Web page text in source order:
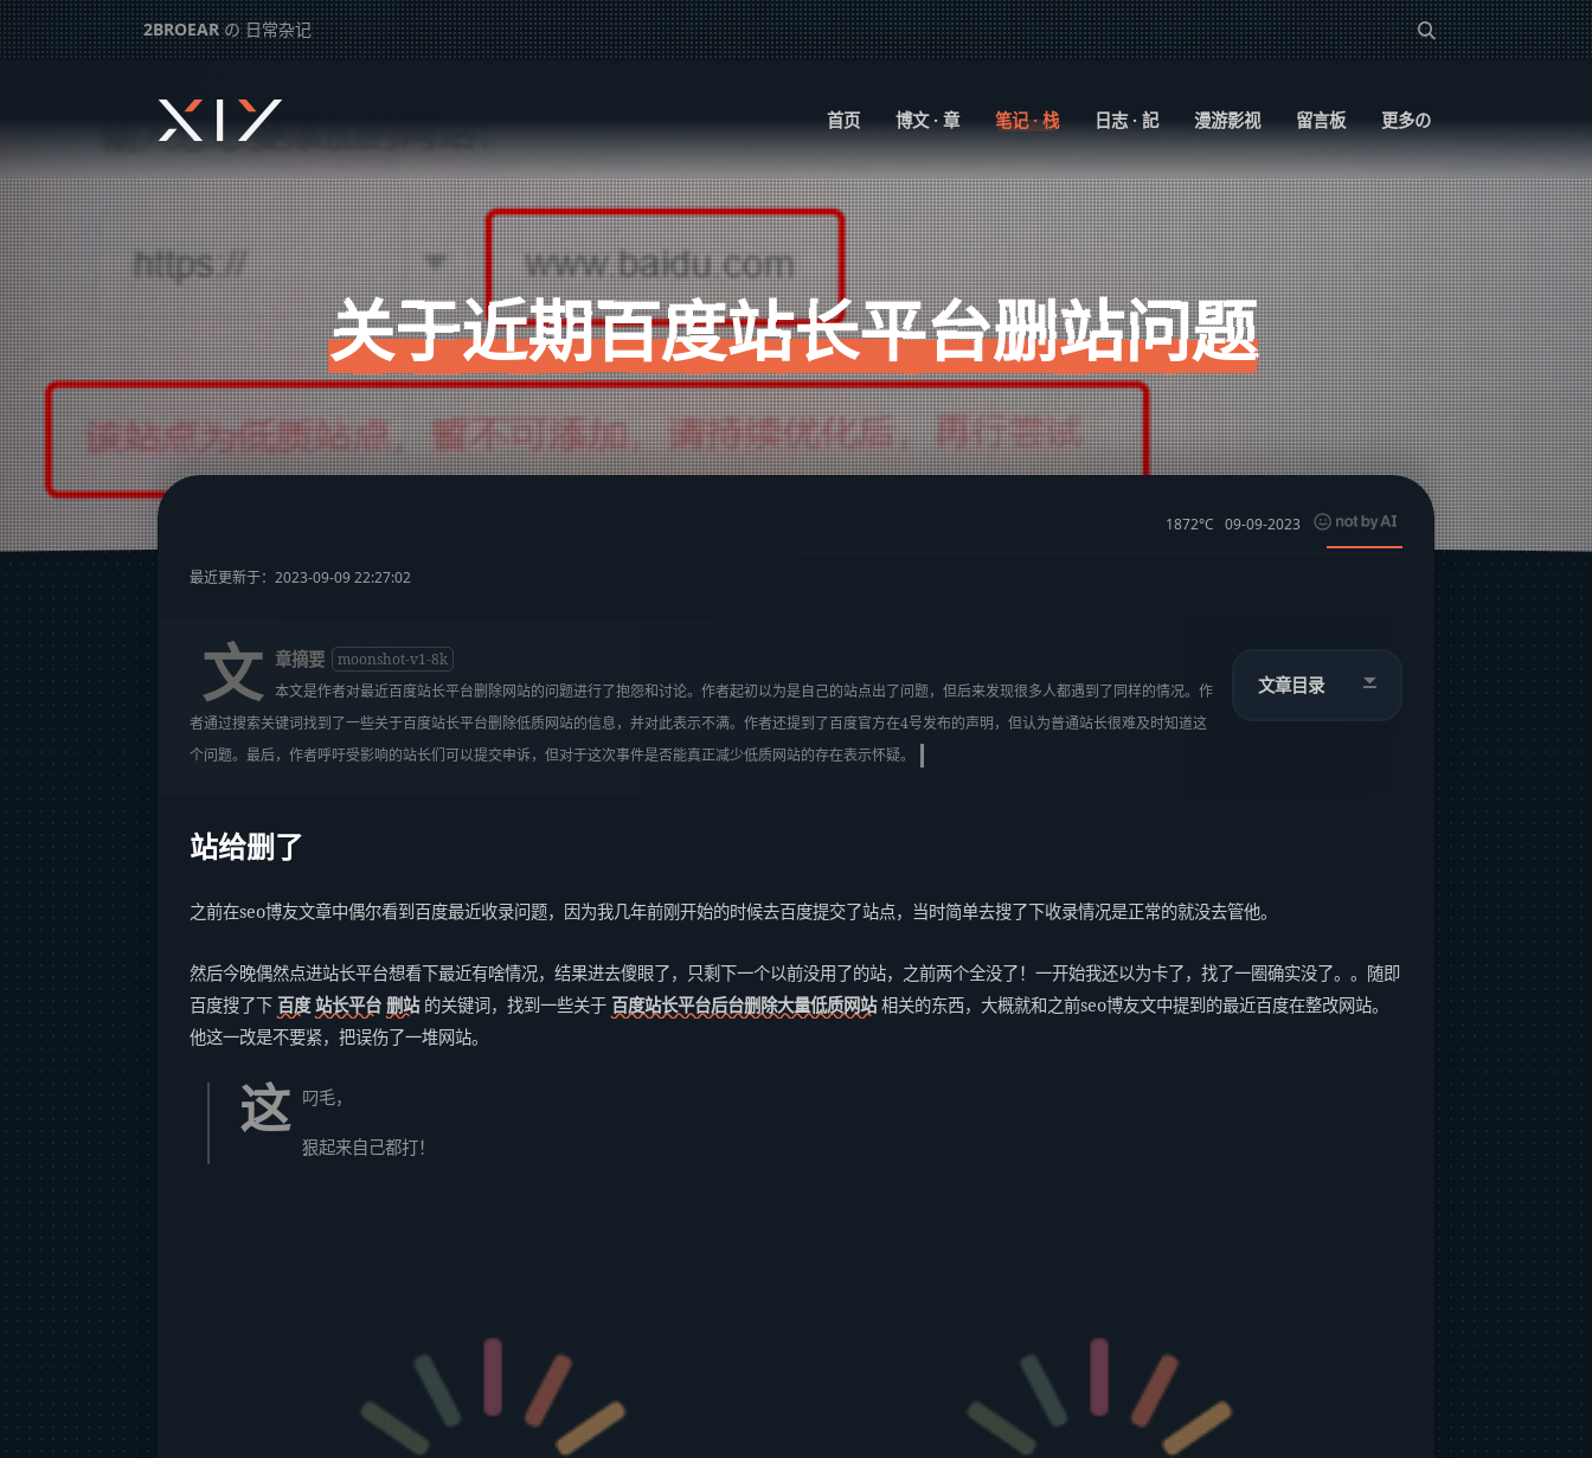
2BROEARの 日常杂记
下一篇：简记一个既玄幻又真实的梦
首页 博文 · 章 笔记 · 栈 日志 · 記 漫游影视 留言板 更多の
关于近期百度站长平台删站问题
1872°C 09-09-2023
最近更新于：2023-09-09 22:27:02
文章目录
文 章摘要
moonshot-v1-8k
本文是作者对最近百度站长平台删除网站的问题进行了抱怨和讨论。作者起初以为是自己的站点出了问题，但后来发现很多人都遇到了同样的情况。作
者通过搜索关键词找到了一些关于百度站长平台删除低质网站的信息，并对此表示不满。作者还提到了百度官方在4号发布的声明，但认为普通站长很难及时知道这
个问题。最后，作者呼吁受影响的站长们可以提交申诉，但对于这次事件是否能真正减少低质网站的存在表示怀疑。
站给删了
之前在seo博友文章中偶尔看到百度最近收录问题，因为我几年前刚开始的时候去百度提交了站点，当时简单去搜了下收录情况是正常的就没去管他。
然后今晚偶然点进站长平台想看下最近有啥情况，结果进去傻眼了，只剩下一个以前没用了的站，之前两个全没了！一开始我还以为卡了，找了一圈确实没了。。随即
百度搜了下 百度 站长平台 删站的关键词，找到一些关于 百度站长平台后台删除大量低质网站相关的东西，大概就和之前seo博友文中提到的最近百度在整改网站。
他这一改是不要紧，把误伤了一堆网站。
这 叼毛，
狠起来自己都打！